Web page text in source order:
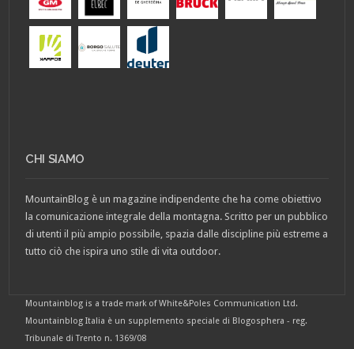
CHI SIAMO
MountainBlog è un magazine indipendente che ha come obiettivo
la comunicazione integrale della montagna. Scritto per un pubblico
di utenti il più ampio possibile, spazia dalle discipline più estreme a
tutto ciò che ispira uno stile di vita outdoor.
Mountainblog is a trade mark of White&Poles Communication Ltd.
Mountainblog Italia è un supplemento speciale di Blogosphera - reg.
Tribunale di Trento n. 1369/08